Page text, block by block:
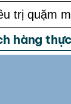
trị quặm
hàng